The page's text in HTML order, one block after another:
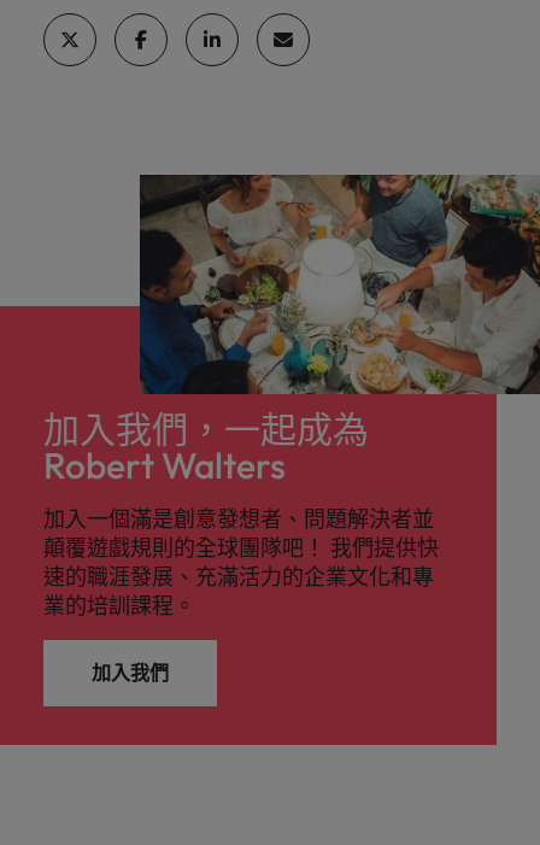
加入我們，一起成為
Robert Walters
加入一個滿是創意發想者、問題解決者並
顛覆遊戲規則的全球團隊吧！ 我們提供快
速的職涯發展、充滿活力的企業文化和專
業的培訓課程。
加入我們